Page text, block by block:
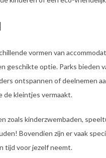
vormen van
geschikte optie. Parks bieden
ontspannen of deelnemen
de kleintjes vermaakt.
zoals kinderzwembaden,
Bovendien zijn er vaak
tijd voor jezelf neemt.